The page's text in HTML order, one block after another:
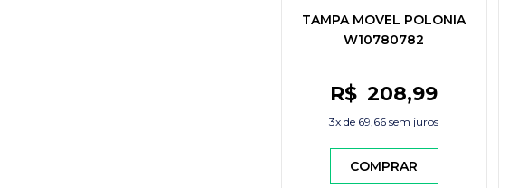
TAMPA MOVEL POLONIA
W10780782
R$ 208,99
3x de 69,66 sem juros
COMPRAR